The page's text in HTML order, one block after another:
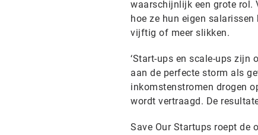
waarschijnlijk een grote rol.
hoe ze hun eigen
vijftig of meer slikken.
‘Start-ups en scale-ups zijn
aan de perfecte storm als
inkomstenstromen drogen
wordt vertraagd. De
Save Our Startups roept de